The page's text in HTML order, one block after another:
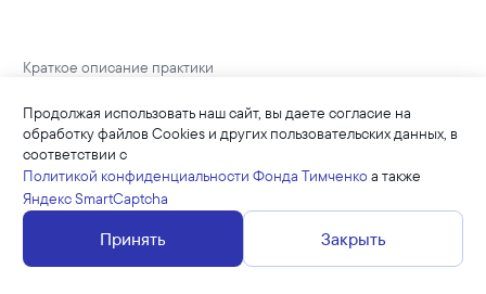
Краткое описание практики
Краткое описание практики
Механизм практики
Помощь пожилым людям бесплатными наборами
с товарами и продуктами или бытовыми
Продолжая использовать наш сайт, вы даете согласие на
обработку файлов Cookies и других пользовательских данных, в
соответствии с
Политикой конфиденциальности Фонда Тимченко а также
Яндекс SmartCaptcha
Принять Закрыть